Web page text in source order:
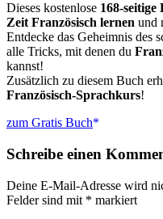
Dieses kostenlose 168-seitige
Zeit Französisch lernen und
Entdecke das Geheimnis des
alle Tricks, mit denen du
kannst!
Zusätzlich zu diesem Buch
Französisch-Sprachkurs!
zum Gratis Buch
Schreibe einen
Deine E-Mail-Adresse wird
Felder sind mit * markiert